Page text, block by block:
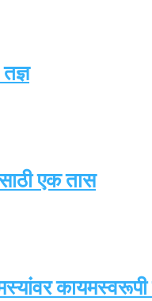
एक तास
कायमस्वरूपी